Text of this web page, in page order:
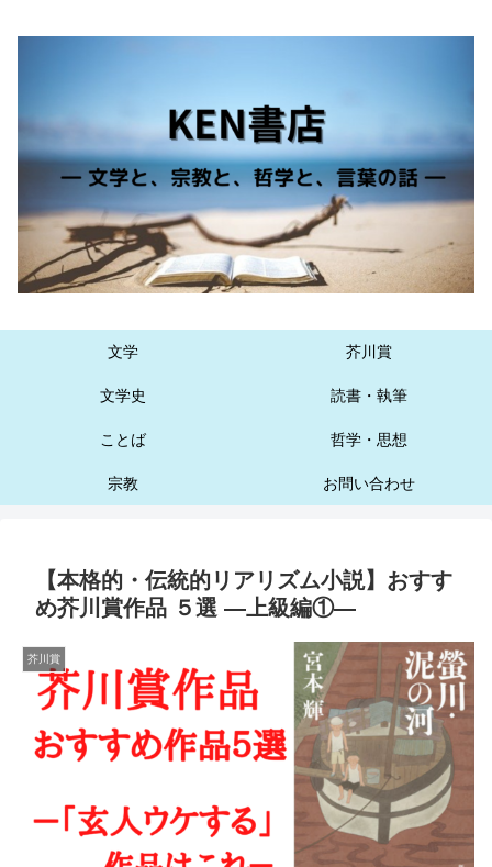
文学 芥川賞
文学史 読書・執筆
ことば 哲学・思想
宗教 お問い合わせ
【本格的・伝統的リアリズム小説】おすす
め芥川賞作品 ５選 ―上級編①―
芥川賞